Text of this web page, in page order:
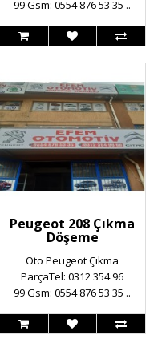
99 Gsm: 0554 876 53 35 ..
Peugeot 208 Çıkma
Döşeme
Oto Peugeot Çıkma
ParçaTel: 0312 354 96
99 Gsm: 0554 876 53 35 ..